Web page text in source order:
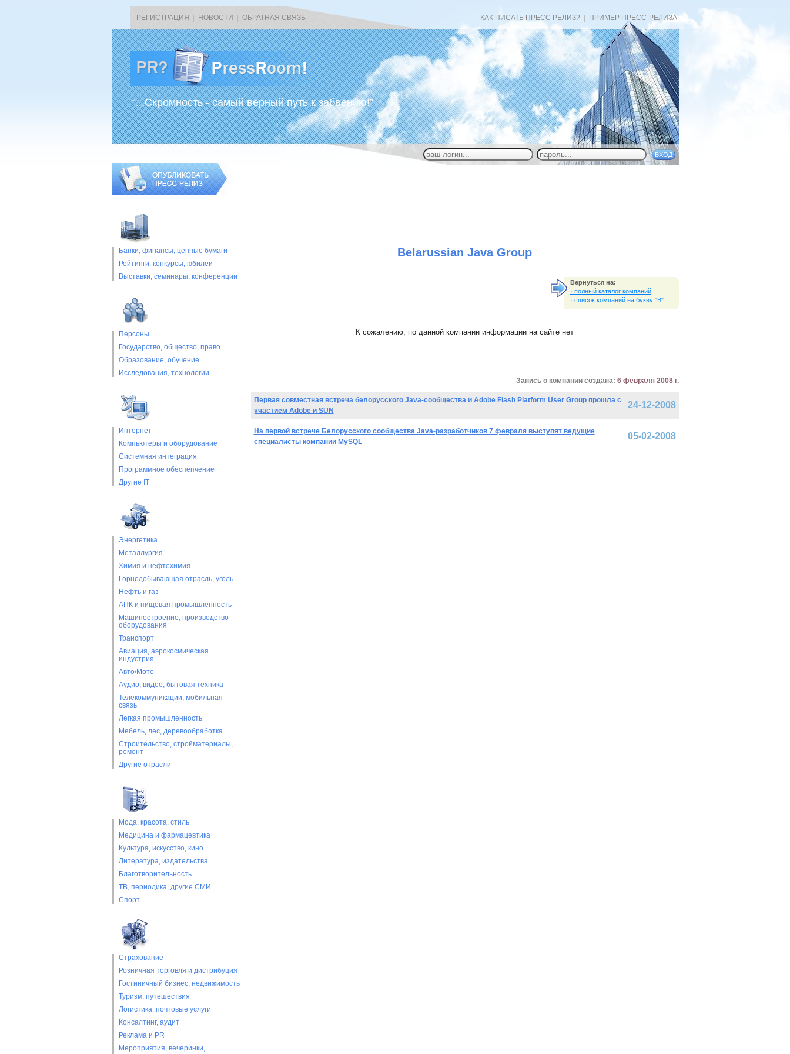
РЕГИСТРАЦИЯ НОВОСТИ ОБРАТНАЯ СВЯЗЬ КАК ПИСАТЬ ПРЕСС РЕЛИЗ? ПРИМЕР ПРЕСС-РЕЛИЗА
“...Скромность - самый верный путь к забвению!”
Банки, финансы, ценные бумаги
Рейтинги, конкурсы, юбилеи
Выставки, cеминары, конференции
Персоны
Государство, общество, право
Образование, обучение
Исследования, технологии
Интернет
Компьютеры и оборудование
Системная интеграция
Программное обеспепчение
Другие IT
Энергетика
Металлургия
Химия и нефтехимия
Горнодобывающая отрасль, уголь
Нефть и газ
АПК и пищевая промышленность
Машиностроение, производство
оборудования
Транспорт
Авиация, аэрокосмическая
индустрия
Авто/Мото
Аудио, видео, бытовая техника
Телекоммуникации, мобильная
связь
Легкая промышленность
Мебель, лес, деревообработка
Строительство, стройматериалы,
ремонт
Другие отрасли
Мода, красота, стиль
Медицина и фармацевтика
Культура, искусство, кино
Литература, издательства
Благотворительность
ТВ, периодика, другие СМИ
Спорт
Страхование
Розничная торговля и дистрибуция
Гостиничный бизнес, недвижимость
Туризм, путешествия
Логистика, почтовые услуги
Консалтинг, аудит
Реклама и PR
Мероприятия, вечеринки,
Belarussian Java Group
Вернуться на:
· полный каталог компаний
· список компаний на букву "B"
К сожалению, по данной компании информации на сайте нет
Запись о компании создана: 6 февраля 2008 г.
Первая совместная встреча белорусского Java-сообщества и Adobe Flash Platform User Group прошла с
участием Adobe и SUN
24-12-2008
На первой встрече Белорусского сообщества Java-разработчиков 7 февраля выступят ведущие
специалисты компании MySQL
05-02-2008